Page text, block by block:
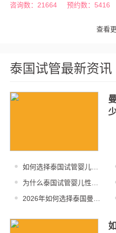
咨询数：21664 预约数：5416
查看
泰国试管最新资讯
如何选择泰国试管婴儿医
为什么泰国试管婴儿性价
2026年如何选择泰国曼谷